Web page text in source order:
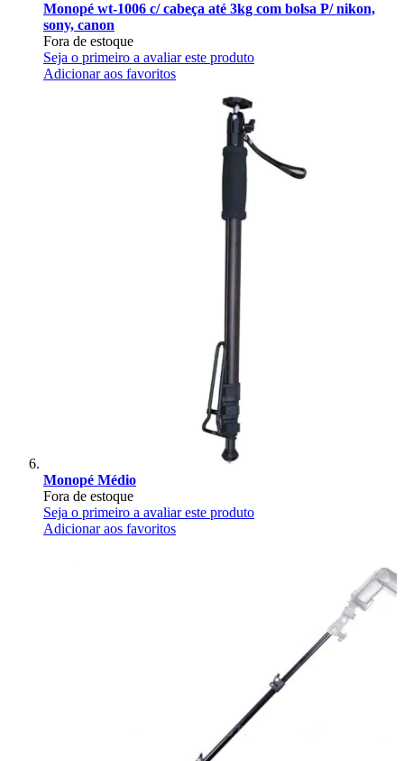
Monopé wt-1006 c/ cabeça até 3kg com bolsa P/ nikon,
sony, canon
Fora de estoque
Seja o primeiro a avaliar este produto
Adicionar aos favoritos
Monopé Médio
Fora de estoque
Seja o primeiro a avaliar este produto
Adicionar aos favoritos